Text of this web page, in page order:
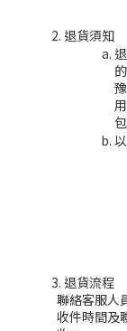
退貨須知
退貨流程
聯絡客服人
收件時間及